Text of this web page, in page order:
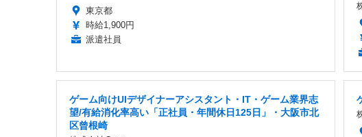
東京都
時給1,900円
派遣社員
ゲーム向けUIデザイナーアシスタント・IT・ゲーム業界志
望/有給消化率高い「正社員・年間休日125日」・大阪市北
区曾根崎